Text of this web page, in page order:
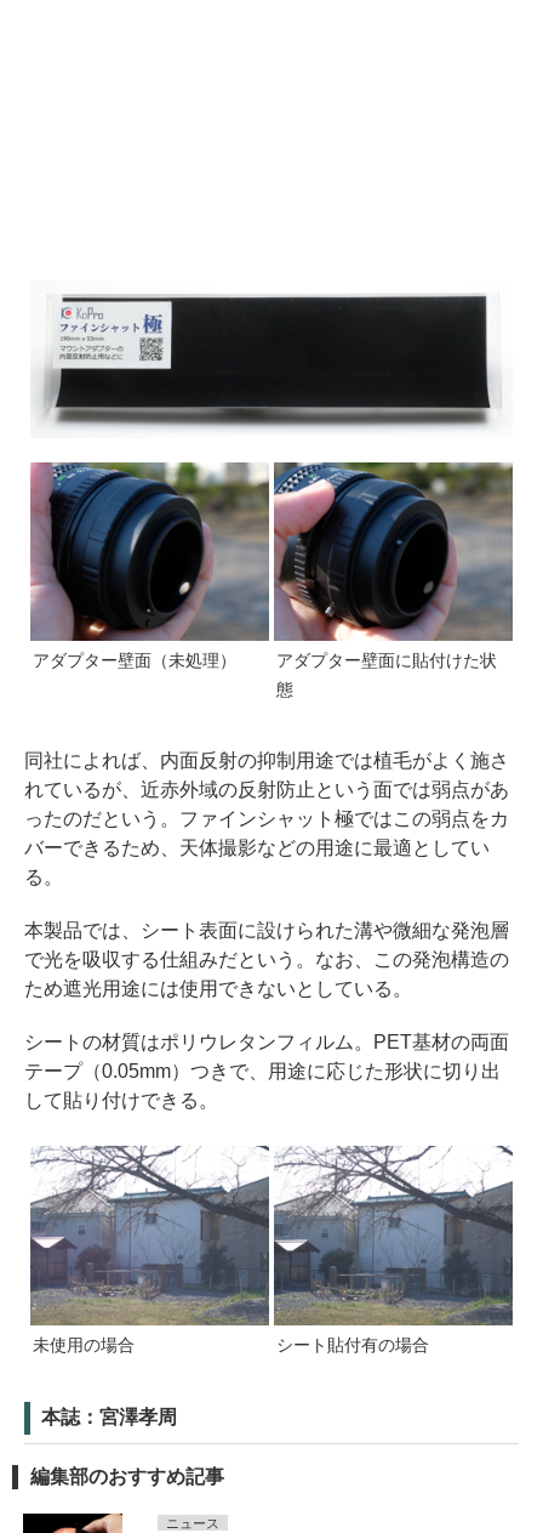
アダプター壁面（未処理）
アダプター壁面に貼付けた状
態
同社によれば、内面反射の抑制用途では植毛がよく施さ
れているが、近赤外域の反射防止という面では弱点があ
ったのだという。ファインシャット極ではこの弱点をカ
バーできるため、天体撮影などの用途に最適としてい
る。
本製品では、シート表面に設けられた溝や微細な発泡層
で光を吸収する仕組みだという。なお、この発泡構造の
ため遮光用途には使用できないとしている。
シートの材質はポリウレタンフィルム。PET基材の両面
テープ（0.05mm）つきで、用途に応じた形状に切り出
して貼り付けできる。
未使用の場合 シート貼付有の場合
本誌：宮澤孝周
編集部のおすすめ記事
ニュース